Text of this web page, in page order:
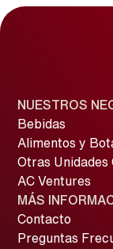
NUESTROS
Bebidas
Alimentos y
Otras Unidades
AC Ventures
MÁS
Contacto
Preguntas